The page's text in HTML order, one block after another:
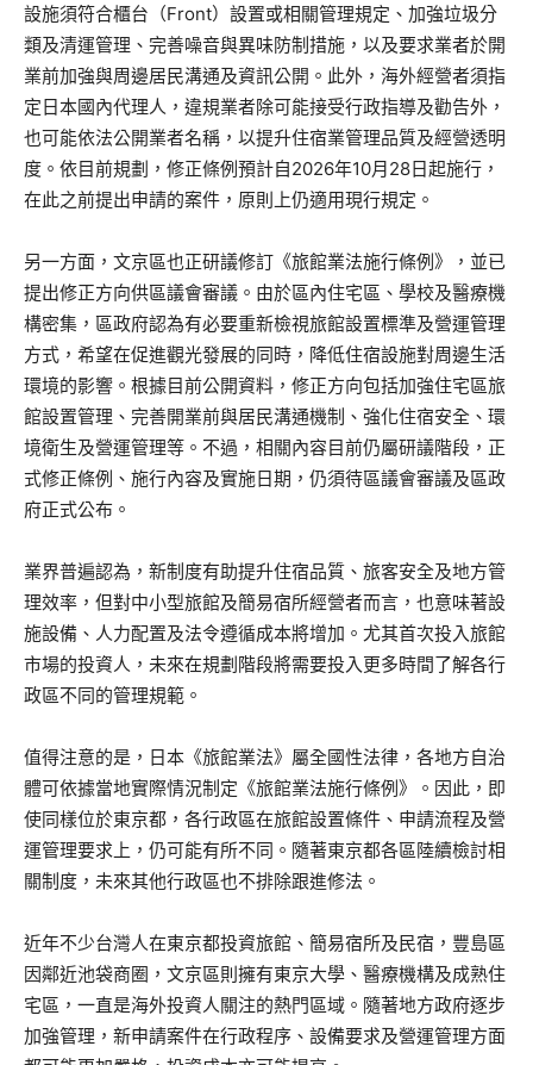
設施須符合櫃台（Front）設置或相關管理規定、加強垃圾分
類及清運管理、完善噪音與異味防制措施，以及要求業者於開
業前加強與周邊居民溝通及資訊公開。此外，海外經營者須指
定日本國內代理人，違規業者除可能接受行政指導及勸告外，
也可能依法公開業者名稱，以提升住宿業管理品質及經營透明
度。依目前規劃，修正條例預計自2026年10月28日起施行，
在此之前提出申請的案件，原則上仍適用現行規定。
另一方面，文京區也正研議修訂《旅館業法施行條例》，並已
提出修正方向供區議會審議。由於區內住宅區、學校及醫療機
構密集，區政府認為有必要重新檢視旅館設置標準及營運管理
方式，希望在促進觀光發展的同時，降低住宿設施對周邊生活
環境的影響。根據目前公開資料，修正方向包括加強住宅區旅
館設置管理、完善開業前與居民溝通機制、強化住宿安全、環
境衛生及營運管理等。不過，相關內容目前仍屬研議階段，正
式修正條例、施行內容及實施日期，仍須待區議會審議及區政
府正式公布。
業界普遍認為，新制度有助提升住宿品質、旅客安全及地方管
理效率，但對中小型旅館及簡易宿所經營者而言，也意味著設
施設備、人力配置及法令遵循成本將增加。尤其首次投入旅館
市場的投資人，未來在規劃階段將需要投入更多時間了解各行
政區不同的管理規範。
值得注意的是，日本《旅館業法》屬全國性法律，各地方自治
體可依據當地實際情況制定《旅館業法施行條例》。因此，即
使同樣位於東京都，各行政區在旅館設置條件、申請流程及營
運管理要求上，仍可能有所不同。隨著東京都各區陸續檢討相
關制度，未來其他行政區也不排除跟進修法。
近年不少台灣人在東京都投資旅館、簡易宿所及民宿，豐島區
因鄰近池袋商圈，文京區則擁有東京大學、醫療機構及成熟住
宅區，一直是海外投資人關注的熱門區域。隨著地方政府逐步
加強管理，新申請案件在行政程序、設備要求及營運管理方面